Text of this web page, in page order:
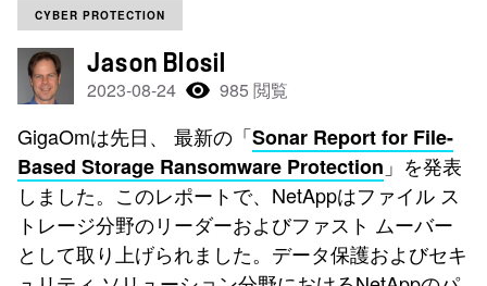
CYBER PROTECTION
Jason Blosil
2023-08-24 985 閲覧
GigaOmは先日、 最新の「Sonar Report for File-
Based Storage Ransomware Protection 」を発表
しました。このレポートで、NetAppはファイル ス
トレージ分野のリーダーおよびファスト ムーバー
として取り上げられました。データ保護およびセキ